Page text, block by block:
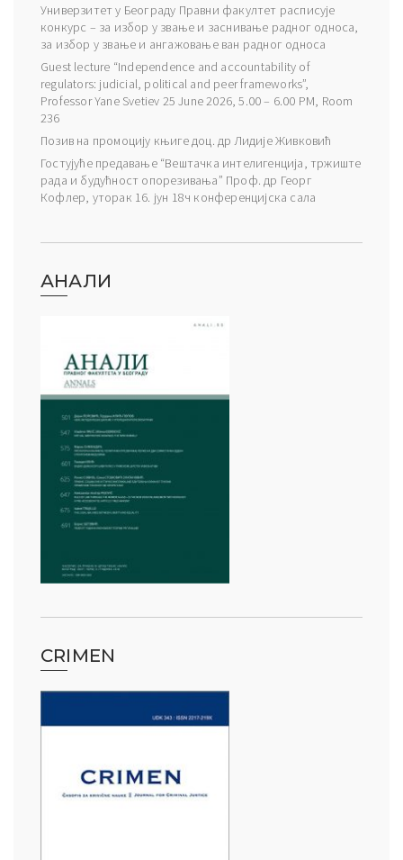
Универзитет у Београду Правни факултет расписује
конкурс – за избор у звање и заснивање радног односа,
за избор у звање и ангажовање ван радног односа
Guest lecture “Independence and accountability of
regulators: judicial, political and peer frameworks”,
Professor Yane Svetiev 25 June 2026, 5.00 – 6.00 PM, Room
236
Позив на промоцију књиге доц. др Лидије Живковић
Гостујуће предавање “Вештачка интелигенција, тржиште
рада и будућност опорезивања” Проф. др Георг
Кофлер, уторак 16. јун 18ч конференцијска сала
АНАЛИ
CRIMEN